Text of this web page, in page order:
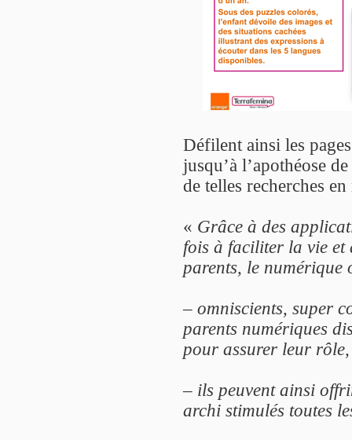
Défilent ainsi les
jusqu’à l’apothéose
de telles recherches
« Grâce à des
fois à faciliter la vie et
parents, le numérique
– omniscients, super
parents numériques
pour assurer leur rôle,
– ils peuvent ainsi
archi stimulés toutes